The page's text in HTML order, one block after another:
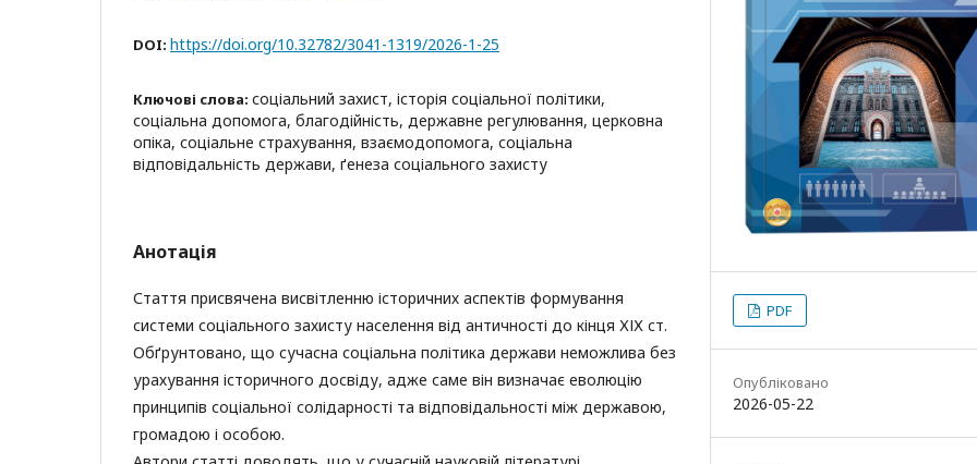
DOI: https://doi.org/10.32782/3041-1319/2026-1-25
Ключові слова: соціальний захист, історія соціальної політики,
соціальна допомога, благодійність, державне регулювання, церковна
опіка, соціальне страхування, взаємодопомога, соціальна
відповідальність держави, ґенеза соціального захисту
Анотація
Стаття присвячена висвітленню історичних аспектів формування
системи соціального захисту населення від античності до кінця ХІХ ст.
Обґрунтовано, що сучасна соціальна політика держави неможлива без
урахування історичного досвіду, адже саме він визначає еволюцію
принципів соціальної солідарності та відповідальності між державою,
громадою і особою.
PDF
Опубліковано
2026-05-22